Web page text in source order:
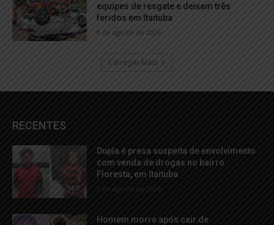
equipes de resgate e deixam três
feridos em Itaituba
8 de agosto de 2026
Carregar Mais
RECENTES
Dupla é presa suspeita de envolvimento
com venda de drogas no bairro
Floresta, em Itaituba
9 de agosto de 2026
Homem morre após cair de